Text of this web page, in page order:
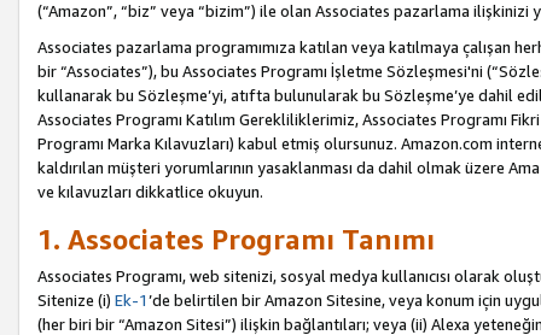
(“Amazon”, “biz” veya “bizim”) ile olan Associates pazarlama ilişkinizi
Associates pazarlama programımıza katılan veya katılmaya çalışan
bir “Associates”), bu Associates Programı İşletme Sözleşmesi'ni
kullanarak bu Sözleşme’yi, atıfta bulunularak bu Sözleşme’ye dahil
Associates Programı Katılım Gerekliliklerimiz, Associates Programı
Programı Marka Kılavuzları) kabul etmiş olursunuz. Amazon.com
kaldırılan müşteri yorumlarının yasaklanması da dahil olmak üzere
ve kılavuzları dikkatlice okuyun.
1. Associates Programı Tanımı
Associates Programı, web sitenizi, sosyal medya kullanıcısı olarak
Sitenize (i) Ek-1’de belirtilen bir Amazon Sitesine, veya konum için
(her biri bir “Amazon Sitesi”) ilişkin bağlantıları; veya (ii) Alexa